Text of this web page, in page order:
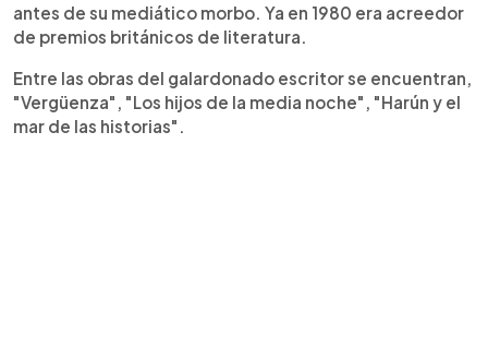
antes de su mediático morbo. Ya en 1980 era acreedor
de premios británicos de literatura.
Entre las obras del galardonado escritor se encuentran,
"Vergüenza", "Los hijos de la media noche", "Harún y el
mar de las historias".